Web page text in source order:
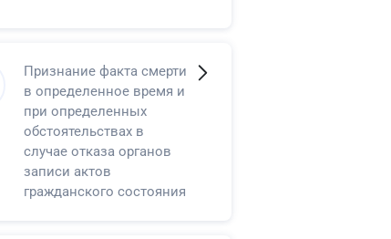
Признание факта смерти
в определенное время и
при определенных
обстоятельствах в
случае отказа органов
записи актов
гражданского состояния